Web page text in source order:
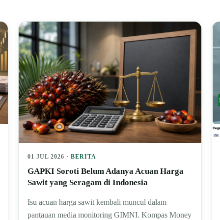
01 JUL 2026 ·BERITA
GAPKI Soroti Belum Adanya Acuan Harga
Sawit yang Seragam di Indonesia
Isu acuan harga sawit kembali muncul dalam
pantauan media monitoring GIMNI. Kompas Money